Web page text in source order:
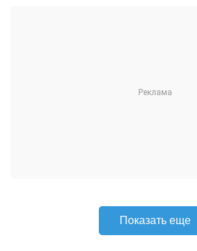
В МИРЕОБЩЕСТВО ШОУБИЗ
ГОРОД М